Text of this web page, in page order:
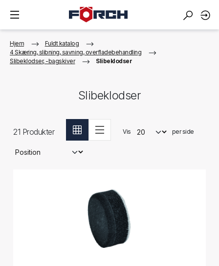
Hjem
Fuldt katalog
4 Skæring, slibning, savning, overfladebehandling
Slibeklodser, -bagskiver
Slibeklodser
Slibeklodser
21 Produkter Vis per side